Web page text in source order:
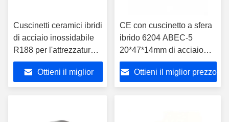
Cuscinetti ceramici ibridi
di acciaio inossidabile
R188 per l'attrezzatura
per la pesca
Ottieni il miglior
CE con cuscinetto a sfera
ibrido 6204 ABEC-5
20*47*14mm di acciaio
inossidabile
Ottieni il miglior prezzo